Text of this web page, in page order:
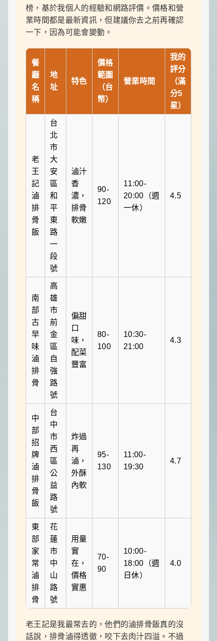
榜，基於我個人的經驗和網路評價。價格和營
業時間都是最新資訊，但建議你去之前再確認
一下，因為可能會變動。
餐
廳
名
稱
地
址
特色
價格
範圍
（台
幣）
營業時間
我的
評分
（滿
分5
星）
老
王
記
滷
排
骨
飯
台
北
市
大
安
區
和
平
東
路
一
段
號
滷汁
香
濃，
排骨
軟嫩
90-
120
11:00-
20:00（週
一休）
4.5
南
部
古
早
味
滷
排
骨
高
雄
市
前
金
區
自
強
路
號
偏甜
口
味，
配菜
豐富
80-
100
10:30-
21:00
4.3
中
部
招
牌
滷
排
骨
飯
台
中
市
西
區
公
益
路
號
炸過
再
滷，
外酥
內軟
95-
130
11:00-
19:30
4.7
東
部
家
常
滷
排
骨
花
蓮
市
中
山
路
號
用量
實
在，
價格
實惠
70-
90
10:00-
18:00（週
日休）
4.0
老王記是我最常去的，他們的滷排骨飯真的沒
話說，排骨滷得透徹，咬下去肉汁四溢。不過